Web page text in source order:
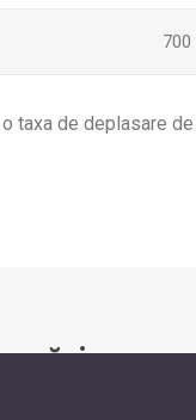
700
taxa de deplasare